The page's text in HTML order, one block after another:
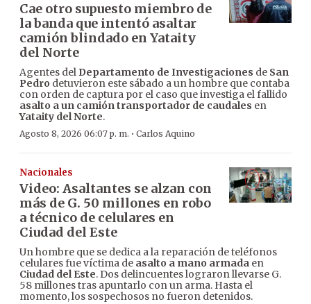
Cae otro supuesto miembro de
la banda que intentó asaltar
camión blindado en Yataity
del Norte
Agentes del Departamento de Investigaciones de San
Pedro detuvieron este sábado a un hombre que contaba
con orden de captura por el caso que investiga el fallido
asalto a un camión transportador de caudales en
Yataity del Norte.
Agosto 8, 2026 06:07 p. m. · Carlos Aquino
Nacionales
Video: Asaltantes se alzan con
más de G. 50 millones en robo
a técnico de celulares en
Ciudad del Este
Un hombre que se dedica a la reparación de teléfonos
celulares fue víctima de asalto a mano armada en
Ciudad del Este. Dos delincuentes lograron llevarse G.
58 millones tras apuntarlo con un arma. Hasta el
momento, los sospechosos no fueron detenidos.